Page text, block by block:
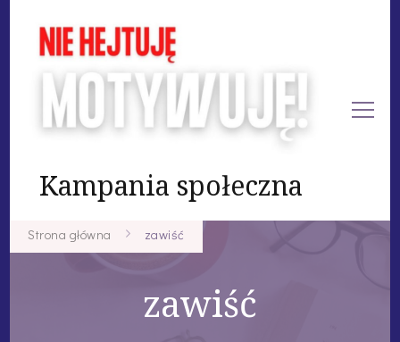
Kampania społeczna
Strona główna zawiść
zawiść